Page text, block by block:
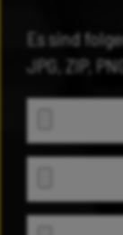
Es sind
JPG, ZIP,